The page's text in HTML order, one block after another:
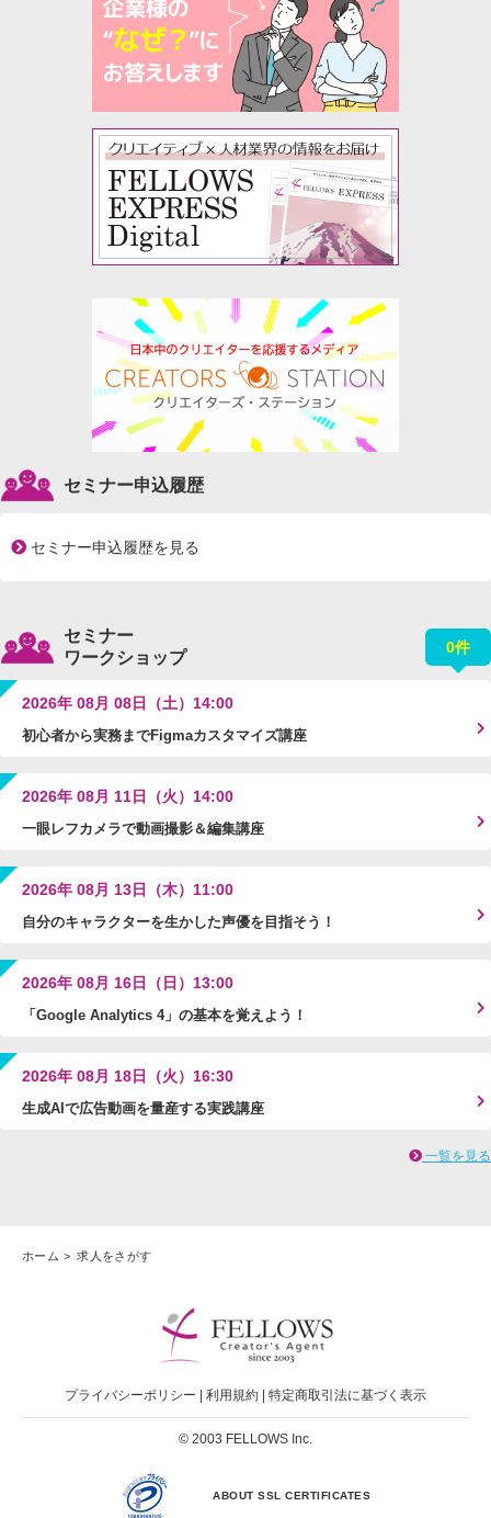
セミナー申込履歴
セミナー申込履歴を見る
セミナー
ワークショップ
0件
2026年 08月 08日（土）14:00
初心者から実務までFigmaカスタマイズ講座
2026年 08月 11日（火）14:00
一眼レフカメラで動画撮影＆編集講座
2026年 08月 13日（木）11:00
自分のキャラクターを生かした声優を目指そう！
2026年 08月 16日（日）13:00
「Google Analytics 4」の基本を覚えよう！
2026年 08月 18日（火）16:30
生成AIで広告動画を量産する実践講座
一覧を見る
ホーム 求人をさがす
プライバシーポリシー 利用規約 特定商取引法に基づく表示
© 2003 FELLOWS Inc.
ABOUT SSL CERTIFICATES